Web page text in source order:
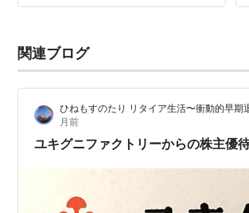
関連ブログ
ひねもすのたり リタイア生活〜衝動的早期
月前
ユキグニファクトリーからの株主優